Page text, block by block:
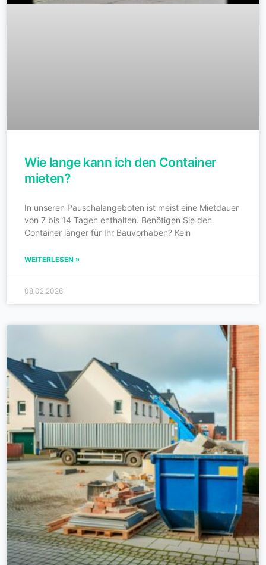
Wie lange kann ich den Container
mieten?
In unseren Pauschalangeboten ist meist eine Mietdauer
von 7 bis 14 Tagen enthalten. Benötigen Sie den
Container länger für Ihr Bauvorhaben? Kein
WEITERLESEN »
08.02.2026